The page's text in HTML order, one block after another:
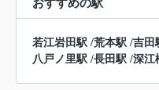
おすすめの駅
若江岩田駅 /荒本駅 /吉田
八戸ノ里駅 /長田駅 /深江